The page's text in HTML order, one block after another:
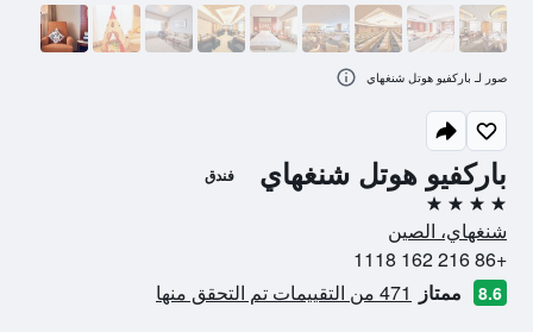
باركفيو هوتل شنغهاي فندق
4 نجوم
شنغهاي، الصين
+86 216 162 1118
8.6 ممتاز 471 من التقييمات تم التحقق منها
صور لـ باركفيو هوتل شنغهاي